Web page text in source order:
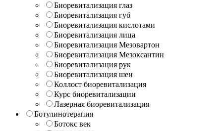
Биоревитализация глаз
Биоревитализация губ
Биоревитализация кислотами
Биоревитализация лица
Биоревитализация Мезовартон
Биоревитализация Мезоксантин
Биоревитализация рук
Биоревитализация шеи
Коллост биоревитализация
Курс биоревитализации
Лазерная биоревитализация
Ботулинотерапия
Ботокс век